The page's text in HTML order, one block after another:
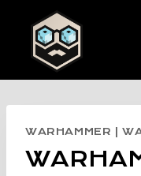
content
WARHAMMER |